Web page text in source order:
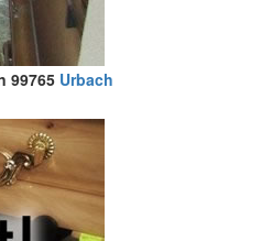
99765 Urbach